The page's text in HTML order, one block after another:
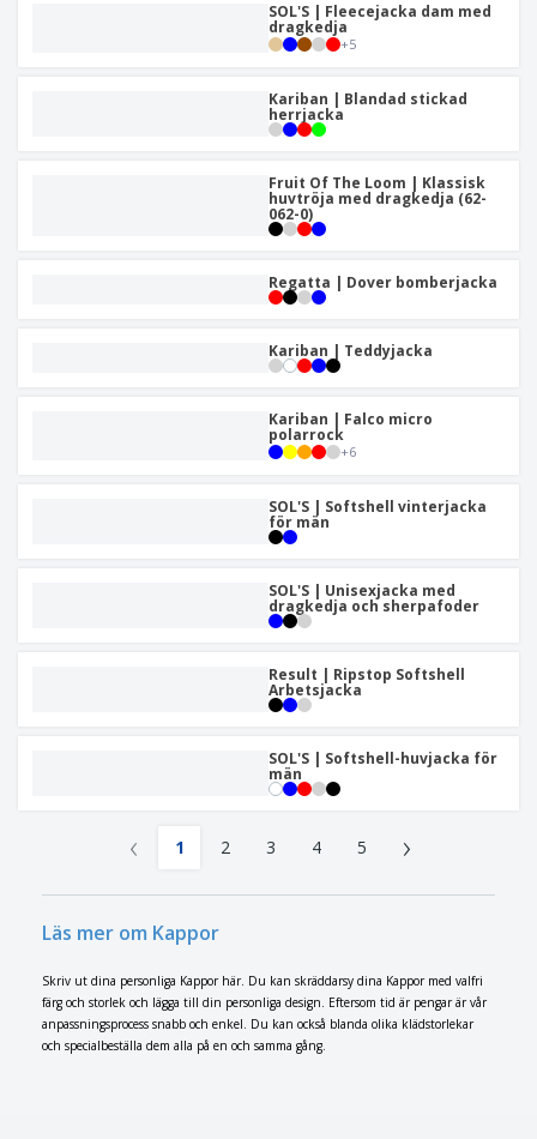
SOL'S | Fleecejacka dam med
dragkedja
+5
Kariban | Blandad stickad
herrjacka
Fruit Of The Loom | Klassisk
huvtröja med dragkedja (62-
062-0)
Regatta | Dover bomberjacka
Kariban | Teddyjacka
Kariban | Falco micro
polarrock
+6
SOL'S | Softshell vinterjacka
för män
SOL'S | Unisexjacka med
dragkedja och sherpafoder
Result | Ripstop Softshell
Arbetsjacka
SOL'S | Softshell-huvjacka för
män
‹ 1 2 3 4 5 ›
Läs mer om Kappor
Skriv ut dina personliga Kappor här. Du kan skräddarsy dina Kappor med valfri
färg och storlek och lägga till din personliga design. Eftersom tid är pengar är vår
anpassningsprocess snabb och enkel. Du kan också blanda olika klädstorlekar
och specialbeställa dem alla på en och samma gång.